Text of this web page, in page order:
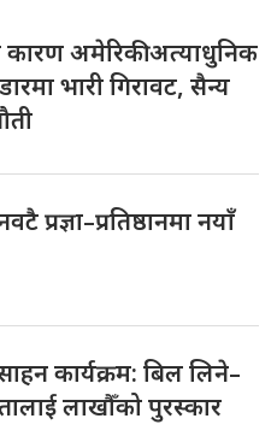
कारण अमेरिकी अत्याधुनिक
भारी गिरावट, सैन्य
प्रज्ञा–प्रतिष्ठानमा नयाँ
कार्यक्रम: बिल लिने–
लाखौँको पुरस्कार